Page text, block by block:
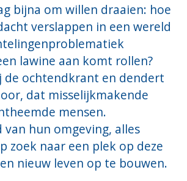
bijna om willen draaien: hoe
verslappen in een wereld
lawine aan komt rollen?
de ochtendkrant en dendert
dat misselijkmakende
mensen.
van hun omgeving, alles
zoek naar een plek op deze
nieuw leven op te bouwen.